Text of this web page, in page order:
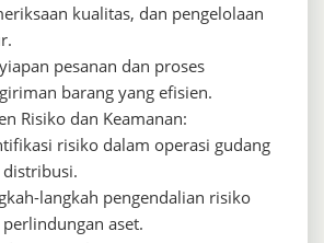
kualitas, dan pengelolaan
pesanan dan proses
barang yang efisien.
Risiko dan Keamanan:
risiko dalam operasi gudang
distribusi.
langkah pengendalian risiko
perlindungan aset.